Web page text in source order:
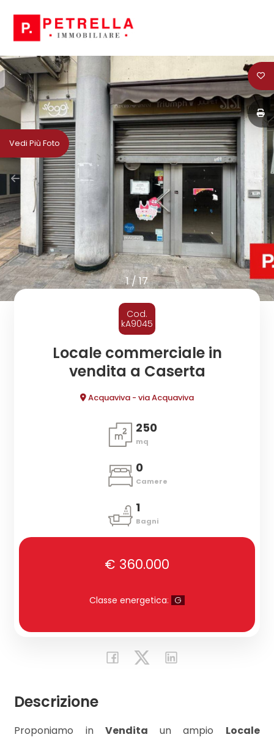
1/17
Vedi Più Foto
Cod.
kA9045
Locale commerciale in
vendita a Caserta
Acquaviva - via Acquaviva
250
mq
0
Camere
1
Bagni
€ 360.000
Classe energetica: G
Descrizione
Proponiamo in Vendita un ampio Locale
HOME
CHI
SIAMO
IN
VENDITA
IN
AFFITTO
NEWS
CONTATTI
Codice
Contratto
Qualsiasi
Vendita
Affitto
Scegli
dove
cercare
Comune
Prezzo